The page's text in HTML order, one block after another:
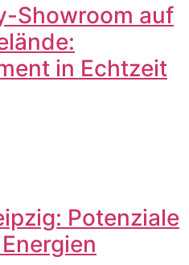
Showroom auf
in Echtzeit
Potenziale